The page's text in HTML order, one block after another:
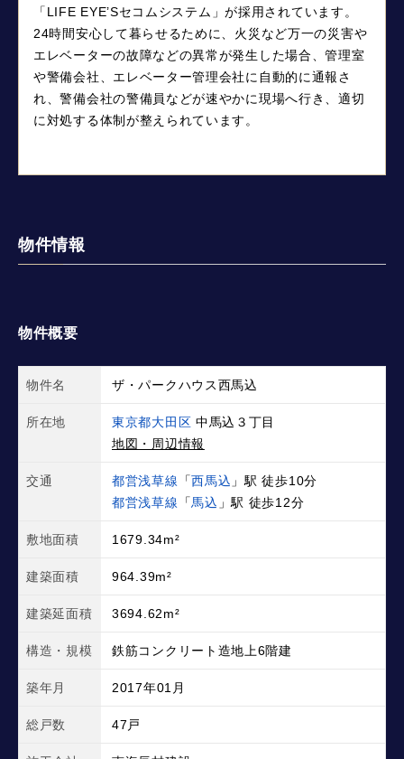
「LIFE EYE’Sセコムシステム」が採用されています。
24時間安心して暮らせるために、火災など万一の災害や
エレベーターの故障などの異常が発生した場合、管理室
や警備会社、エレベーター管理会社に自動的に通報さ
れ、警備会社の警備員などが速やかに現場へ行き、適切
に対処する体制が整えられています。
物件情報
物件概要
物件名 ザ・パークハウス西馬込
所在地 東京都大田区 中馬込３丁目
地図・周辺情報
交通 都営浅草線 「西馬込 」駅 徒歩10分
都営浅草線 「馬込 」駅 徒歩12分
敷地面積 1679.34m²
建築面積 964.39m²
建築延面積 3694.62m²
構造・規模 鉄筋コンクリート造地上6階建
築年月 2017年01月
総戸数 47戸